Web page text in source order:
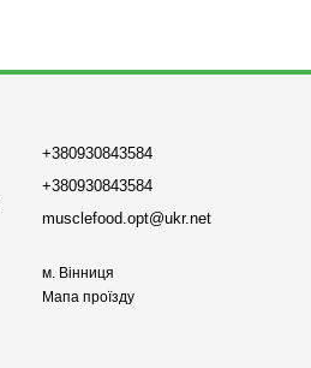
+380930843584
+380930843584
musclefood.opt@ukr.net
м. Вінниця
Мапа проїзду